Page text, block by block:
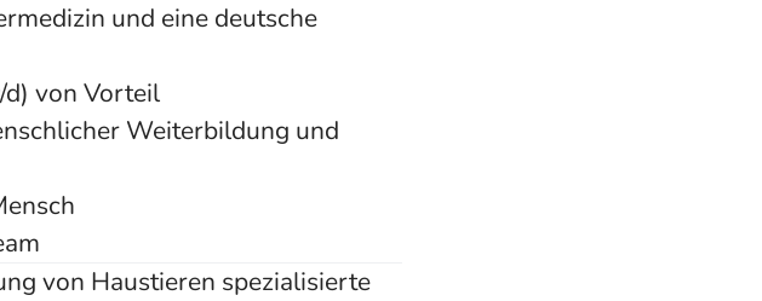
und eine deutsche
von Vorteil
Weiterbildung und
von Haustieren spezialisierte